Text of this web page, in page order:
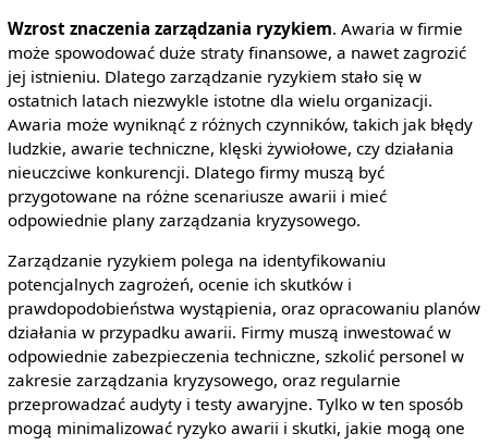
Wzrost znaczenia zarządzania ryzykiem. Awaria w firmie
może spowodować duże straty finansowe, a nawet zagrozić
jej istnieniu. Dlatego zarządzanie ryzykiem stało się w
ostatnich latach niezwykle istotne dla wielu organizacji.
Awaria może wyniknąć z różnych czynników, takich jak błędy
ludzkie, awarie techniczne, klęski żywiołowe, czy działania
nieuczciwe konkurencji. Dlatego firmy muszą być
przygotowane na różne scenariusze awarii i mieć
odpowiednie plany zarządzania kryzysowego.
Zarządzanie ryzykiem polega na identyfikowaniu
potencjalnych zagrożeń, ocenie ich skutków i
prawdopodobieństwa wystąpienia, oraz opracowaniu planów
działania w przypadku awarii. Firmy muszą inwestować w
odpowiednie zabezpieczenia techniczne, szkolić personel w
zakresie zarządzania kryzysowego, oraz regularnie
przeprowadzać audyty i testy awaryjne. Tylko w ten sposób
mogą minimalizować ryzyko awarii i skutki, jakie mogą one